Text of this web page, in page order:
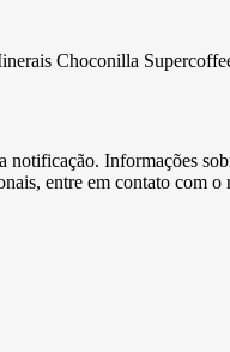
Choconilla
Informações
entre em contato com